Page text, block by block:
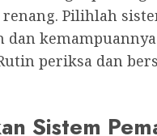
Pilihlah
dan
periksa dan
Sistem